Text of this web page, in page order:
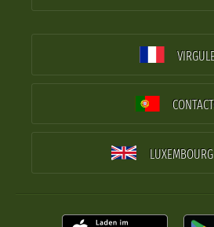
VIRGULE